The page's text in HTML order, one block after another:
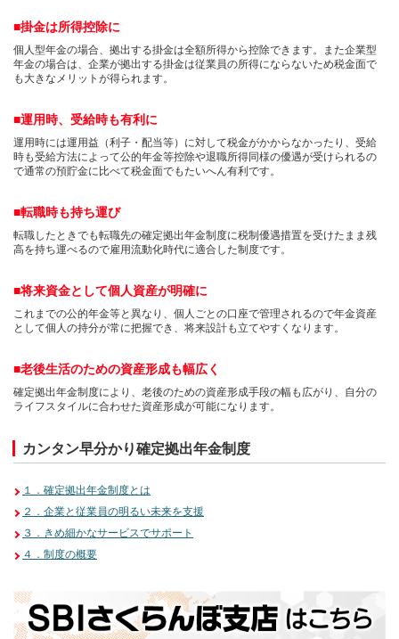
■掛金は所得控除に
個人型年金の場合、拠出する掛金は全額所得から控除できます。また企業型
年金の場合は、企業が拠出する掛金は従業員の所得にならないため税金面で
も大きなメリットが得られます。
■運用時、受給時も有利に
運用時には運用益（利子・配当等）に対して税金がかからなかったり、受給
時も受給方法によって公的年金等控除や退職所得同様の優遇が受けられるの
で通常の預貯金に比べて税金面でもたいへん有利です。
■転職時も持ち運び
転職したときでも転職先の確定拠出年金制度に税制優遇措置を受けたまま残
高を持ち運べるので雇用流動化時代に適合した制度です。
■将来資金として個人資産が明確に
これまでの公的年金等と異なり、個人ごとの口座で管理されるので年金資産
として個人の持分が常に把握でき、将来設計も立てやすくなります。
■老後生活のための資産形成も幅広く
確定拠出年金制度により、老後のための資産形成手段の幅も広がり、自分の
ライフスタイルに合わせた資産形成が可能になります。
カンタン早分かり確定拠出年金制度
１．確定拠出年金制度とは
２．企業と従業員の明るい未来を支援
３．きめ細かなサービスでサポート
４．制度の概要